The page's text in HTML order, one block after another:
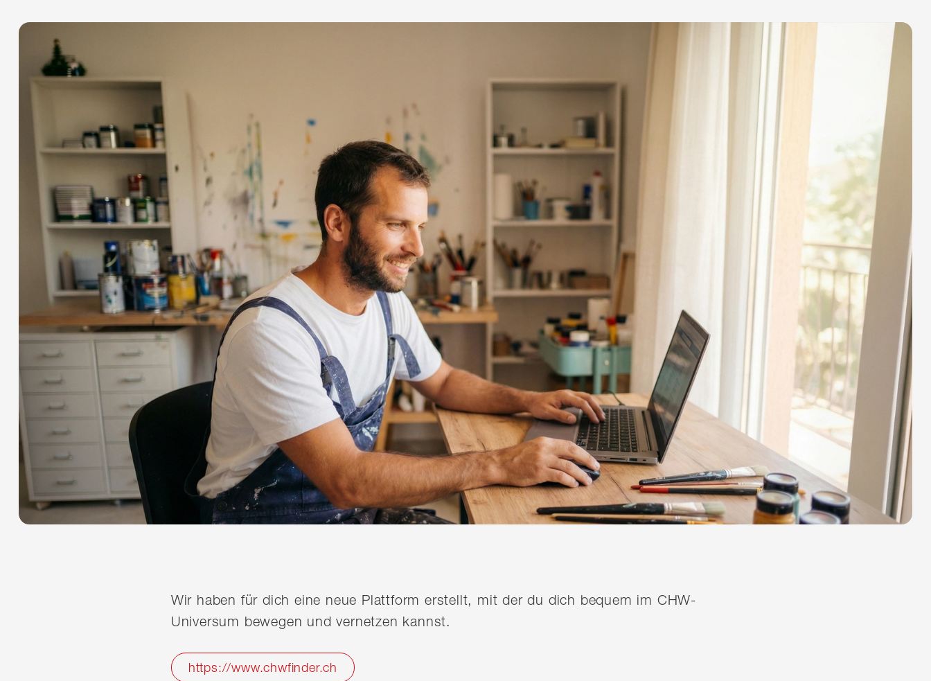
Wir haben für dich eine neue Plattform erstellt, mit der du dich bequem im CHW-
Universum bewegen und vernetzen kannst.
https://www.chwfinder.ch